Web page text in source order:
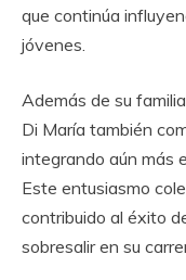
que continúa
jóvenes.
Además de su
Di María también
integrando aún más
Este entusiasmo
contribuido al éxito
sobresalir en su